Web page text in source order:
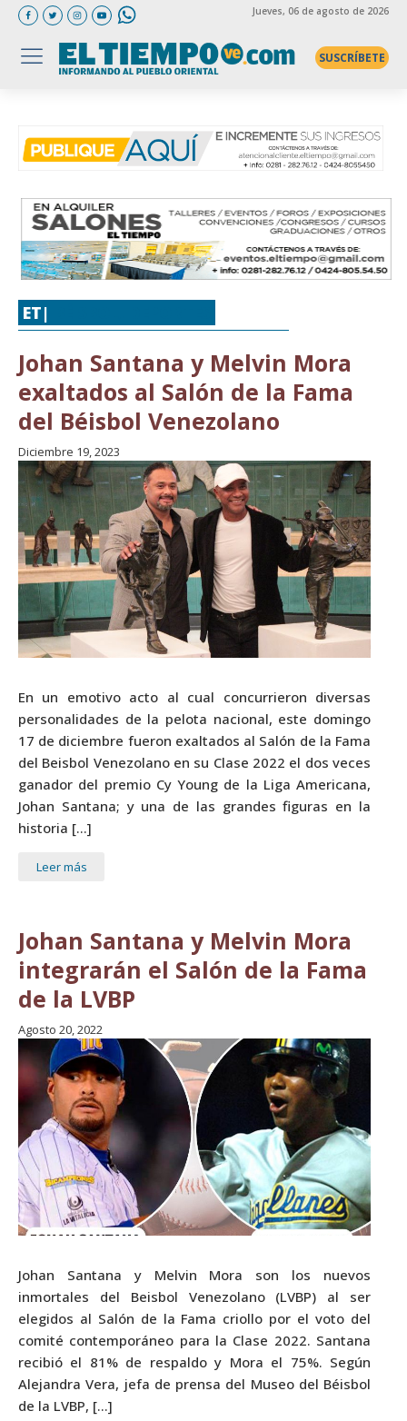
Jueves, 06 de agosto de 2026
SUSCRÍBETE
ET|
Johan Santana y Melvin Mora
exaltados al Salón de la Fama
del Béisbol Venezolano
Diciembre 19, 2023
En un emotivo acto al cual concurrieron diversas
personalidades de la pelota nacional, este domingo
17 de diciembre fueron exaltados al Salón de la Fama
del Beisbol Venezolano en su Clase 2022 el dos veces
ganador del premio Cy Young de la Liga Americana,
Johan Santana; y una de las grandes figuras en la
historia […]
Leer más
Johan Santana y Melvin Mora
integrarán el Salón de la Fama
de la LVBP
Agosto 20, 2022
Johan Santana y Melvin Mora son los nuevos
inmortales del Beisbol Venezolano (LVBP) al ser
elegidos al Salón de la Fama criollo por el voto del
comité contemporáneo para la Clase 2022. Santana
recibió el 81% de respaldo y Mora el 75%. Según
Alejandra Vera, jefa de prensa del Museo del Béisbol
de la LVBP, […]